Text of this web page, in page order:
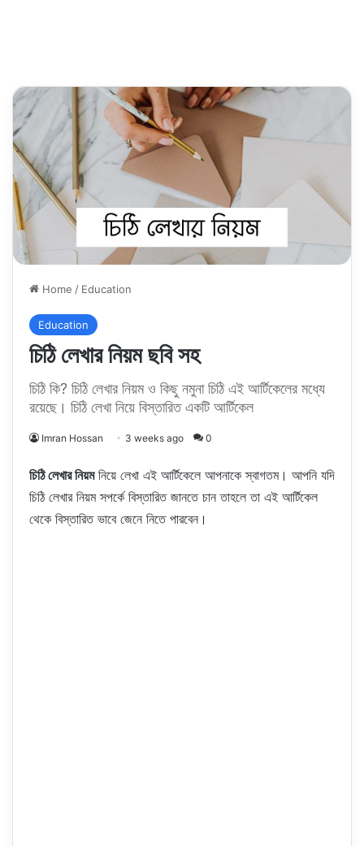
Home / Education
Education
চিঠি লেখার নিয়ম ছবি সহ
চিঠি কি? চিঠি লেখার নিয়ম ও কিছু নমুনা চিঠি এই আর্টিকেলের মধ্যে
রয়েছে। চিঠি লেখা নিয়ে বিস্তারিত একটি আর্টিকেল
Imran Hossan 3 weeks ago 0
চিঠি লেখার নিয়মনিয়ে লেখা এই আর্টিকেলে আপনাকে স্বাগতম। আপনি যদি
চিঠি লেখার নিয়ম সপর্কে বিস্তারিত জানতে চান তাহলে তা এই আর্টিকেল
থেকে বিস্তারিত ভাবে জেনে নিতে পারবেন।